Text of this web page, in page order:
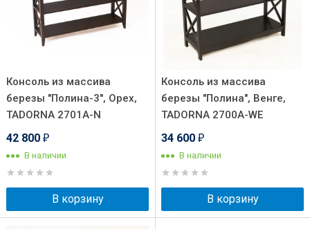
Консоль из массива
березы "Полина-3", Орех,
TADORNA 2701A-N
42 800 ₽
В наличии
В корзину
Консоль из массива
березы "Полина", Венге,
TADORNA 2700A-WE
34 600 ₽
В наличии
В корзину